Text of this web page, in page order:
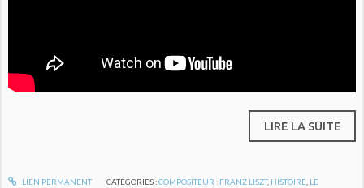
LIRE LA SUITE
LIEN PERMANENT CATÉGORIES :COMPOSITEUR : FRANZ LISZT, HISTOIRE, LE